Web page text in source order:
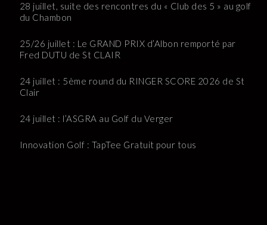
28 juillet, suite des rencontres du « Club des 5 » au golf
du Chambon
25/26 juillet : Le GRAND PRIX d’Albon remporté par
Fred DUTU de St CLAIR
24 juillet : 5ème round du RINGER SCORE 2026 de St
Clair
24 juillet : l’ASGRA au Golf du Verger
Innovation Golf : TapTee Gratuit pour tous